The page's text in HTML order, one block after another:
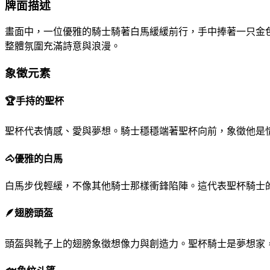
牌面描述
畫面中，一位優雅的騎士騎著白馬緩緩前行，手中捧著一只
整體氛圍充滿詩意與浪漫。
象徵元素
🏆手持的聖杯
聖杯代表情感、愛與夢想。騎士穩穩端著聖杯向前，象徵他
🐴優雅的白馬
白馬步伐輕緩，不像其他騎士那樣衝鋒陷陣。這代表聖杯騎
🪶翅膀頭盔
頭盔與靴子上的翅膀象徵想像力與創造力。聖杯騎士是夢想